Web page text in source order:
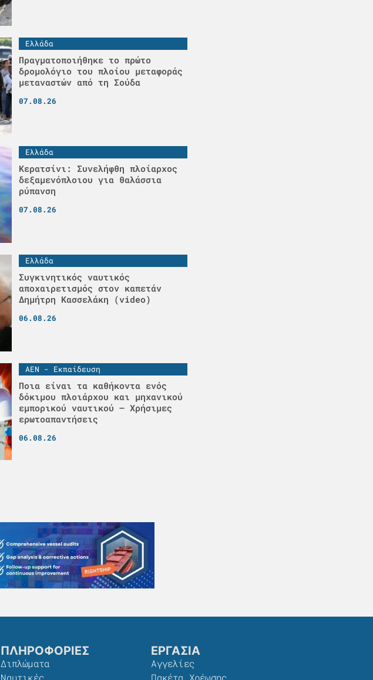
Ελλάδα
Πραγματοποιήθηκε το πρώτο
δρομολόγιο του πλοίου μεταφοράς
μεταναστών από τη Σούδα
07.08.26
Ελλάδα
Κερατσίνι: Συνελήφθη πλοίαρχος
δεξαμενόπλοιου για θαλάσσια
ρύπανση
07.08.26
Ελλάδα
Συγκινητικός ναυτικός
αποχαιρετισμός στον καπετάν
Δημήτρη Κασσελάκη (video)
06.08.26
ΑΕΝ - Εκπαίδευση
Ποια είναι τα καθήκοντα ενός
δόκιμου πλοιάρχου και μηχανικού
εμπορικού ναυτικού – Χρήσιμες
ερωτοαπαντήσεις
06.08.26
ΠΛΗΡΟΦΟΡΙΕΣ
Διπλώματα
ΕΡΓΑΣΙΑ
Αγγελίες